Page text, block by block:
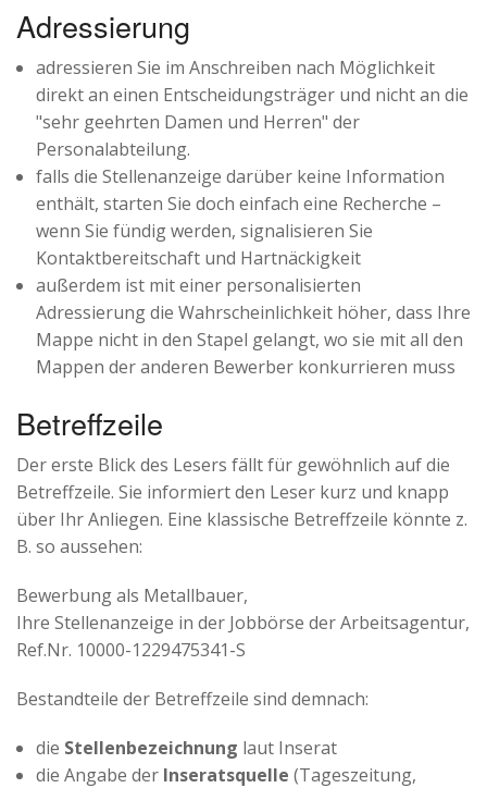
Adressierung
adressieren Sie im Anschreiben nach Möglichkeit
direkt an einen Entscheidungsträger und nicht an die
"sehr geehrten Damen und Herren" der
Personalabteilung.
falls die Stellenanzeige darüber keine Information
enthält, starten Sie doch einfach eine Recherche –
wenn Sie fündig werden, signalisieren Sie
Kontaktbereitschaft und Hartnäckigkeit
außerdem ist mit einer personalisierten
Adressierung die Wahrscheinlichkeit höher, dass Ihre
Mappe nicht in den Stapel gelangt, wo sie mit all den
Mappen der anderen Bewerber konkurrieren muss
Betreffzeile
Der erste Blick des Lesers fällt für gewöhnlich auf die
Betreffzeile. Sie informiert den Leser kurz und knapp
über Ihr Anliegen. Eine klassische Betreffzeile könnte z.
B. so aussehen:
Bewerbung als Metallbauer,
Ihre Stellenanzeige in der Jobbörse der Arbeitsagentur,
Ref.Nr. 10000-1229475341-S
Bestandteile der Betreffzeile sind demnach:
die Stellenbezeichnung laut Inserat
die Angabe der Inseratsquelle (Tageszeitung,